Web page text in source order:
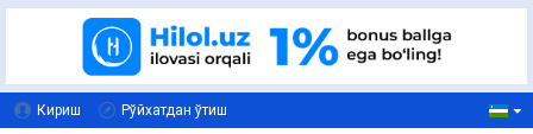
Кириш Рўйхатдан ўтиш